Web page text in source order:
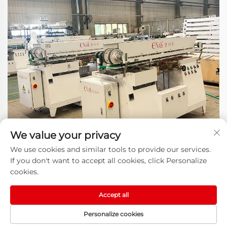
Pasadyang Serbisyo para sa
Iba't Ibang
We value your privacy
We use cookies and similar tools to provide our services.
If you don't want to accept all cookies, click Personalize
cookies.
Personalize cookies
Accept all